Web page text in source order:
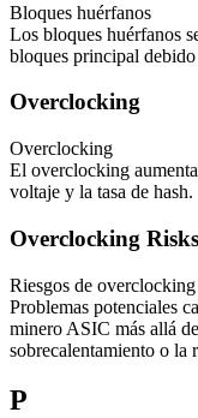
Bloques huérfanos
Los bloques huérfanos
bloques principal debido
Overclocking
Overclocking
El overclocking
voltaje y la tasa de hash.
Overclocking Risks
Riesgos de overclocking
Problemas potenciales
minero ASIC más allá
sobrecalentamiento o la
P